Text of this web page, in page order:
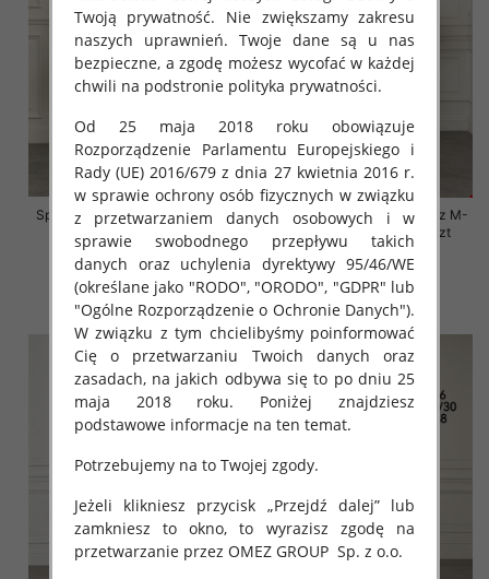
Spodnie damskie jeansy Roz M-
3XL, 1 Kolor Paczka 12 szt
54.00 zł
szczegóły
Spodnie damskie jeansy Roz M-
3XL, 1 Kolor Paczka 12 szt
54.00 zł
szczegóły
Twoją prywatność. Nie zwiększamy zakresu
naszych uprawnień. Twoje dane są u nas
bezpieczne, a zgodę możesz wycofać w każdej
chwili na podstronie polityka prywatności.
Od 25 maja 2018 roku obowiązuje
Rozporządzenie Parlamentu Europejskiego i
Rady (UE) 2016/679 z dnia 27 kwietnia 2016 r.
w sprawie ochrony osób fizycznych w związku
z przetwarzaniem danych osobowych i w
sprawie swobodnego przepływu takich
danych oraz uchylenia dyrektywy 95/46/WE
(określane jako "RODO", "ORODO", "GDPR" lub
"Ogólne Rozporządzenie o Ochronie Danych").
W związku z tym chcielibyśmy poinformować
Cię o przetwarzaniu Twoich danych oraz
zasadach, na jakich odbywa się to po dniu 25
maja 2018 roku. Poniżej znajdziesz
podstawowe informacje na ten temat.
Potrzebujemy na to Twojej zgody.
Jeżeli klikniesz przycisk „Przejdź dalej” lub
zamkniesz to okno, to wyrazisz zgodę na
przetwarzanie przez OMEZ GROUP Sp. z o.o.